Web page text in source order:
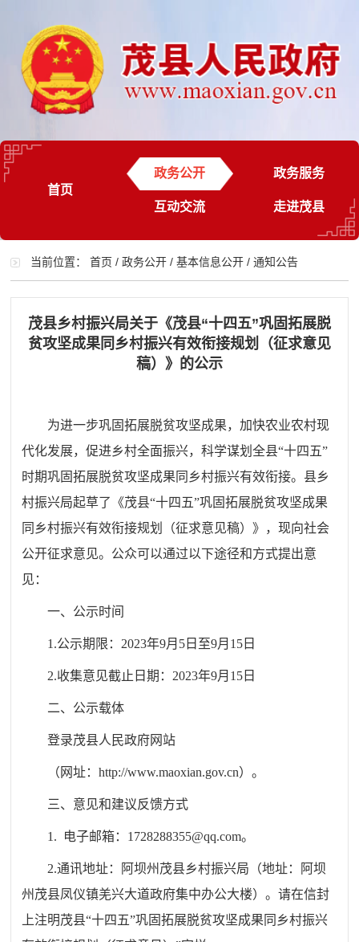
首页
政务公开 政务服务
互动交流 走进茂县
当前位置：首页 /政务公开 /基本信息公开 /通知公告
茂县乡村振兴局关于《茂县“十四五”巩固拓展脱
贫攻坚成果同乡村振兴有效衔接规划（征求意见
稿）》的公示
为进一步巩固拓展脱贫攻坚成果，加快农业农村现
代化发展，促进乡村全面振兴，科学谋划全县“十四五”
时期巩固拓展脱贫攻坚成果同乡村振兴有效衔接。县乡
村振兴局起草了《茂县“十四五”巩固拓展脱贫攻坚成果
同乡村振兴有效衔接规划（征求意见稿）》，现向社会
公开征求意见。公众可以通过以下途径和方式提出意
见：
一、公示时间
1.公示期限：2023年9月5日至9月15日
2.收集意见截止日期：2023年9月15日
二、公示载体
登录茂县人民政府网站
（网址：http://www.maoxian.gov.cn）。
三、意见和建议反馈方式
1. 电子邮箱： 1728288355@qq.com。
2.通讯地址：阿坝州茂县乡村振兴局（地址：阿坝
州茂县凤仪镇羌兴大道政府集中办公大楼）。请在信封
上注明茂县“十四五”巩固拓展脱贫攻坚成果同乡村振兴